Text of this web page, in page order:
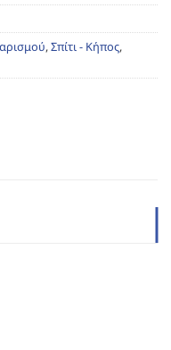
,Σπίτι - Κήπος,